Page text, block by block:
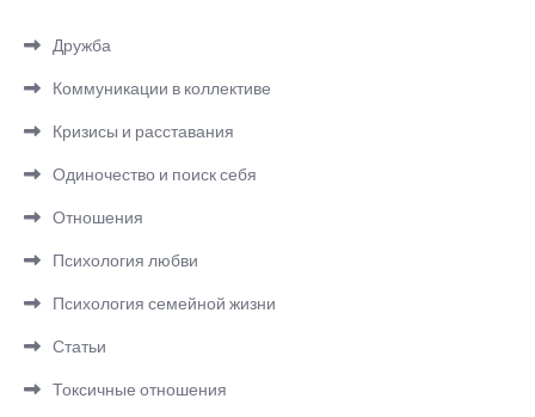
Дружба
Коммуникации в коллективе
Кризисы и расставания
Одиночество и поиск себя
Отношения
Психология любви
Психология семейной жизни
Статьи
Токсичные отношения